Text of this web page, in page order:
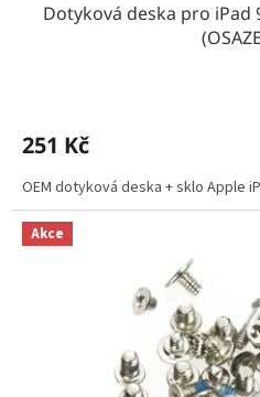
Dotyková deska pro iPad
251 Kč
OEM dotyková deska + sklo Apple
Akce